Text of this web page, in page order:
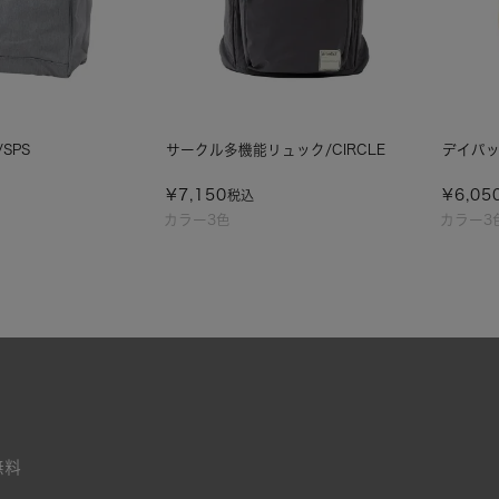
カラー3色
サークル多機能リュック/CIRCLE
¥ 7,150税込
カラー3
デイパ
¥
料